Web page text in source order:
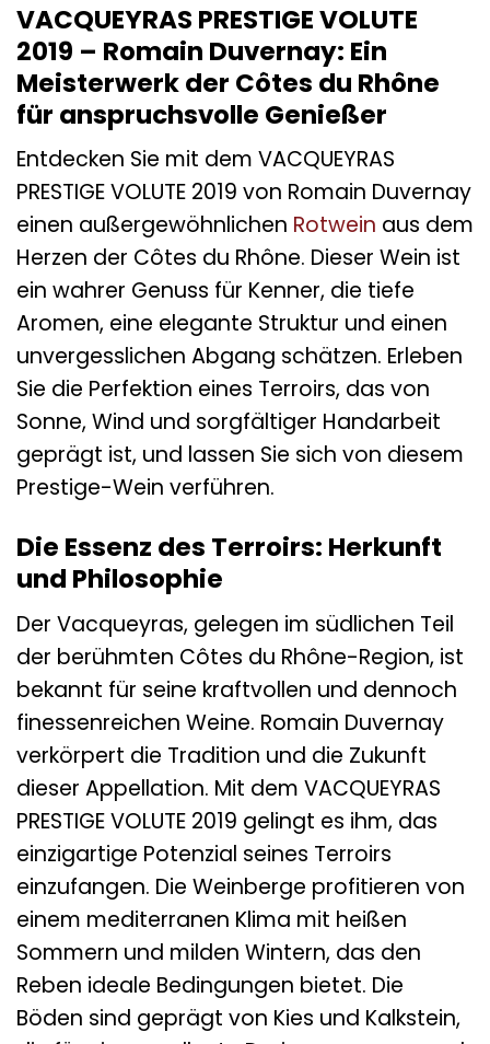
VACQUEYRAS PRESTIGE VOLUTE
2019 – Romain Duvernay: Ein
Meisterwerk der Côtes du Rhône
für anspruchsvolle Genießer
Entdecken Sie mit dem VACQUEYRAS
PRESTIGE VOLUTE 2019 von Romain Duvernay
einen außergewöhnlichen Rotwein aus dem
Herzen der Côtes du Rhône. Dieser Wein ist
ein wahrer Genuss für Kenner, die tiefe
Aromen, eine elegante Struktur und einen
unvergesslichen Abgang schätzen. Erleben
Sie die Perfektion eines Terroirs, das von
Sonne, Wind und sorgfältiger Handarbeit
geprägt ist, und lassen Sie sich von diesem
Prestige-Wein verführen.
Die Essenz des Terroirs: Herkunft
und Philosophie
Der Vacqueyras, gelegen im südlichen Teil
der berühmten Côtes du Rhône-Region, ist
bekannt für seine kraftvollen und dennoch
finessenreichen Weine. Romain Duvernay
verkörpert die Tradition und die Zukunft
dieser Appellation. Mit dem VACQUEYRAS
PRESTIGE VOLUTE 2019 gelingt es ihm, das
einzigartige Potenzial seines Terroirs
einzufangen. Die Weinberge profitieren von
einem mediterranen Klima mit heißen
Sommern und milden Wintern, das den
Reben ideale Bedingungen bietet. Die
Böden sind geprägt von Kies und Kalkstein,